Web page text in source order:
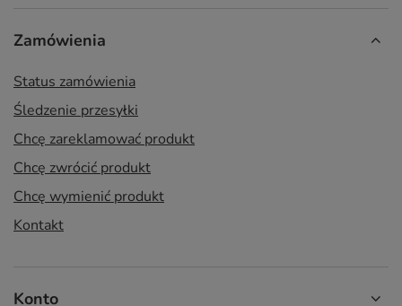
Zamówienia
Status zamówienia
Śledzenie przesyłki
Chcę zareklamować produkt
Chcę zwrócić produkt
Chcę wymienić produkt
Kontakt
Konto